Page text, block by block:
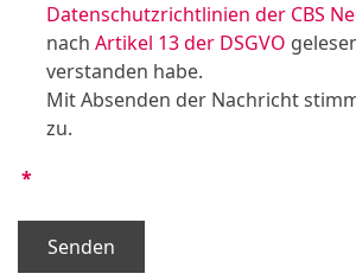
Datenschutzrichtlinien der CBS
nach Artikel 13 der DSGVO
verstanden habe.
Mit Absenden der Nachricht
zu.
*
Senden